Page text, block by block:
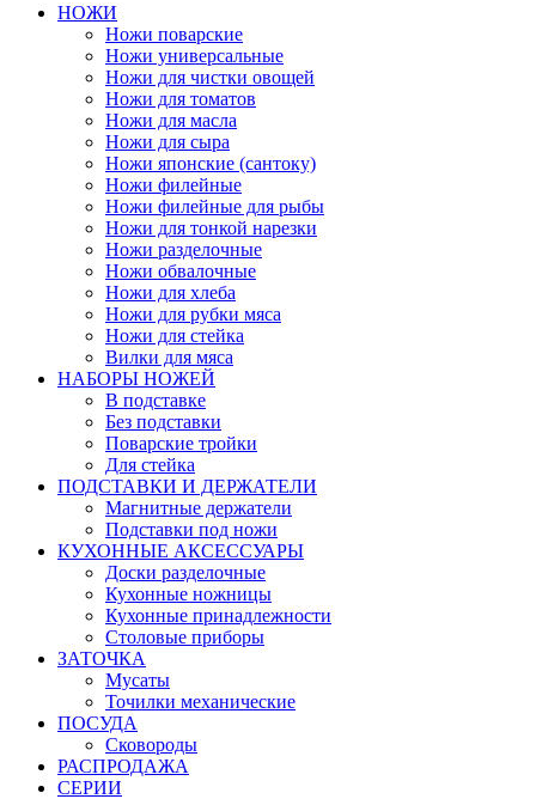
НОЖИ
Ножи поварские
Ножи универсальные
Ножи для чистки овощей
Ножи для томатов
Ножи для масла
Ножи для сыра
Ножи японские (сантоку)
Ножи филейные
Ножи филейные для рыбы
Ножи для тонкой нарезки
Ножи разделочные
Ножи обвалочные
Ножи для хлеба
Ножи для рубки мяса
Ножи для стейка
Вилки для мяса
НАБОРЫ НОЖЕЙ
В подставке
Без подставки
Поварские тройки
Для стейка
ПОДСТАВКИ И ДЕРЖАТЕЛИ
Магнитные держатели
Подставки под ножи
КУХОННЫЕ АКСЕССУАРЫ
Доски разделочные
Кухонные ножницы
Кухонные принадлежности
Столовые приборы
ЗАТОЧКА
Мусаты
Точилки механические
ПОСУДА
Сковороды
РАСПРОДАЖА
СЕРИИ